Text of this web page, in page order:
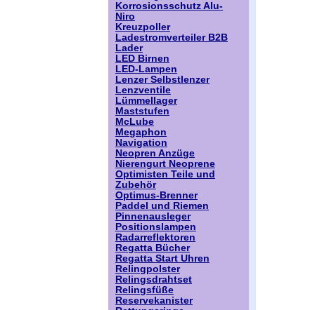
Korrosionsschutz Alu-
Niro
Kreuzpoller
Ladestromverteiler B2B
Lader
LED Birnen
LED-Lampen
Lenzer Selbstlenzer
Lenzventile
Lümmellager
Maststufen
McLube
Megaphon
Navigation
Neopren Anzüge
Nierengurt Neoprene
Optimisten Teile und
Zubehör
Optimus-Brenner
Paddel und Riemen
Pinnenausleger
Positionslampen
Radarreflektoren
Regatta Bücher
Regatta Start Uhren
Relingpolster
Relingsdrahtset
Relingsfüße
Reservekanister